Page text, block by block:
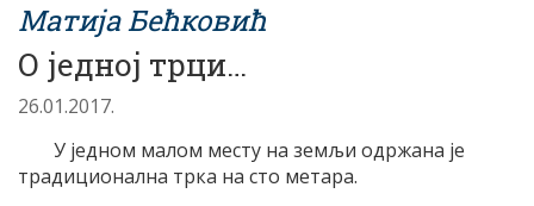
Матија Бећковић
О једној трци…
26.01.2017.
У једном малом месту на земљи одржана је
традиционална трка на сто метара.